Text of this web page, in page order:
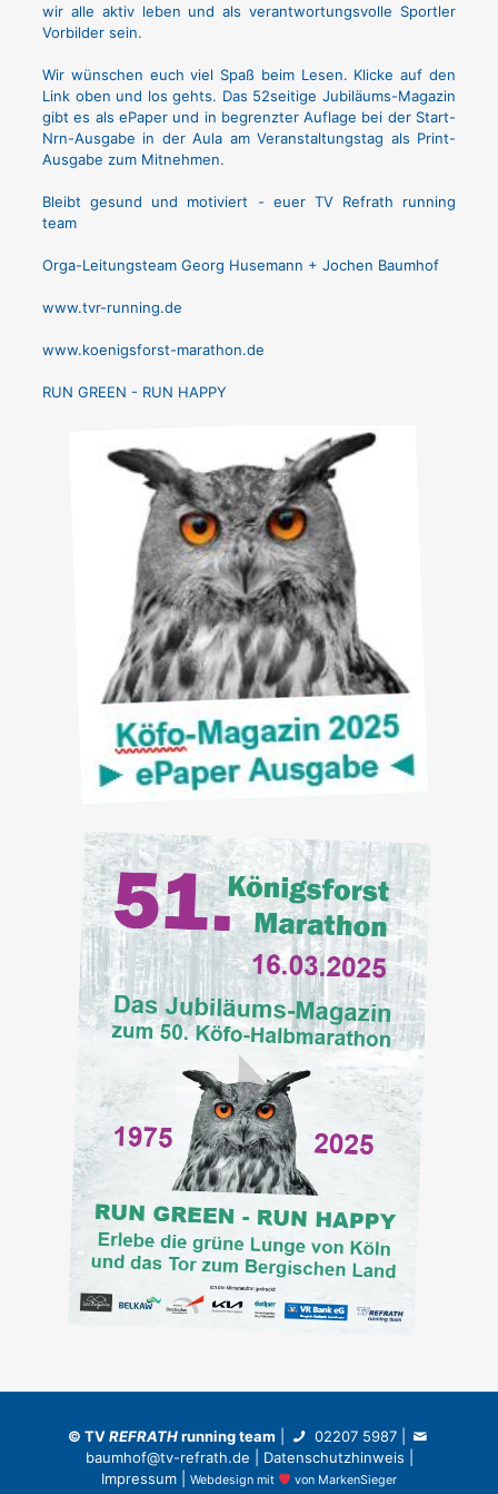
wir alle aktiv leben und als verantwortungsvolle Sportler
Vorbilder sein.
Wir wünschen euch viel Spaß beim Lesen. Klicke auf den
Link oben und los gehts. Das 52seitige Jubiläums-Magazin
gibt es als ePaper und in begrenzter Auflage bei der Start-
Nrn-Ausgabe in der Aula am Veranstaltungstag als Print-
Ausgabe zum Mitnehmen.
Bleibt gesund und motiviert - euer TV Refrath running
team
Orga-Leitungsteam Georg Husemann + Jochen Baumhof
www.tvr-running.de
www.koenigsforst-marathon.de
RUN GREEN - RUN HAPPY
©TVREFRATHrunning team 02207 5987|
baumhof@tv-refrath.de
Datenschutzhinweis
Impressum| Webdesignmit von MarkenSieger